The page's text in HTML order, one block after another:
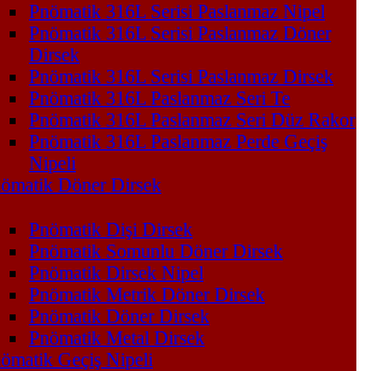
Pnömatik 316L Serisi Paslanmaz Nipel
Pnömatik 316L Serisi Paslanmaz Döner
Dirsek
Pnömatik 316L Serisi Paslanmaz Dirsek
Pnömatik 316L Paslanmaz Seri Te
Pnömatik 316L Paslanmaz Seri Düz Rakor
Pnömatik 316L Paslanmaz Perde Geçiş
Nipeli
Döner Dirsek
Pnömatik Dişi Dirsek
Pnömatik Somunlu Döner Dirsek
Pnömatik Dirsek Nipel
Pnömatik Metrik Döner Dirsek
Pnömatik Döner Dirsek
Pnömatik Metal Dirsek
Geçiş Nipeli